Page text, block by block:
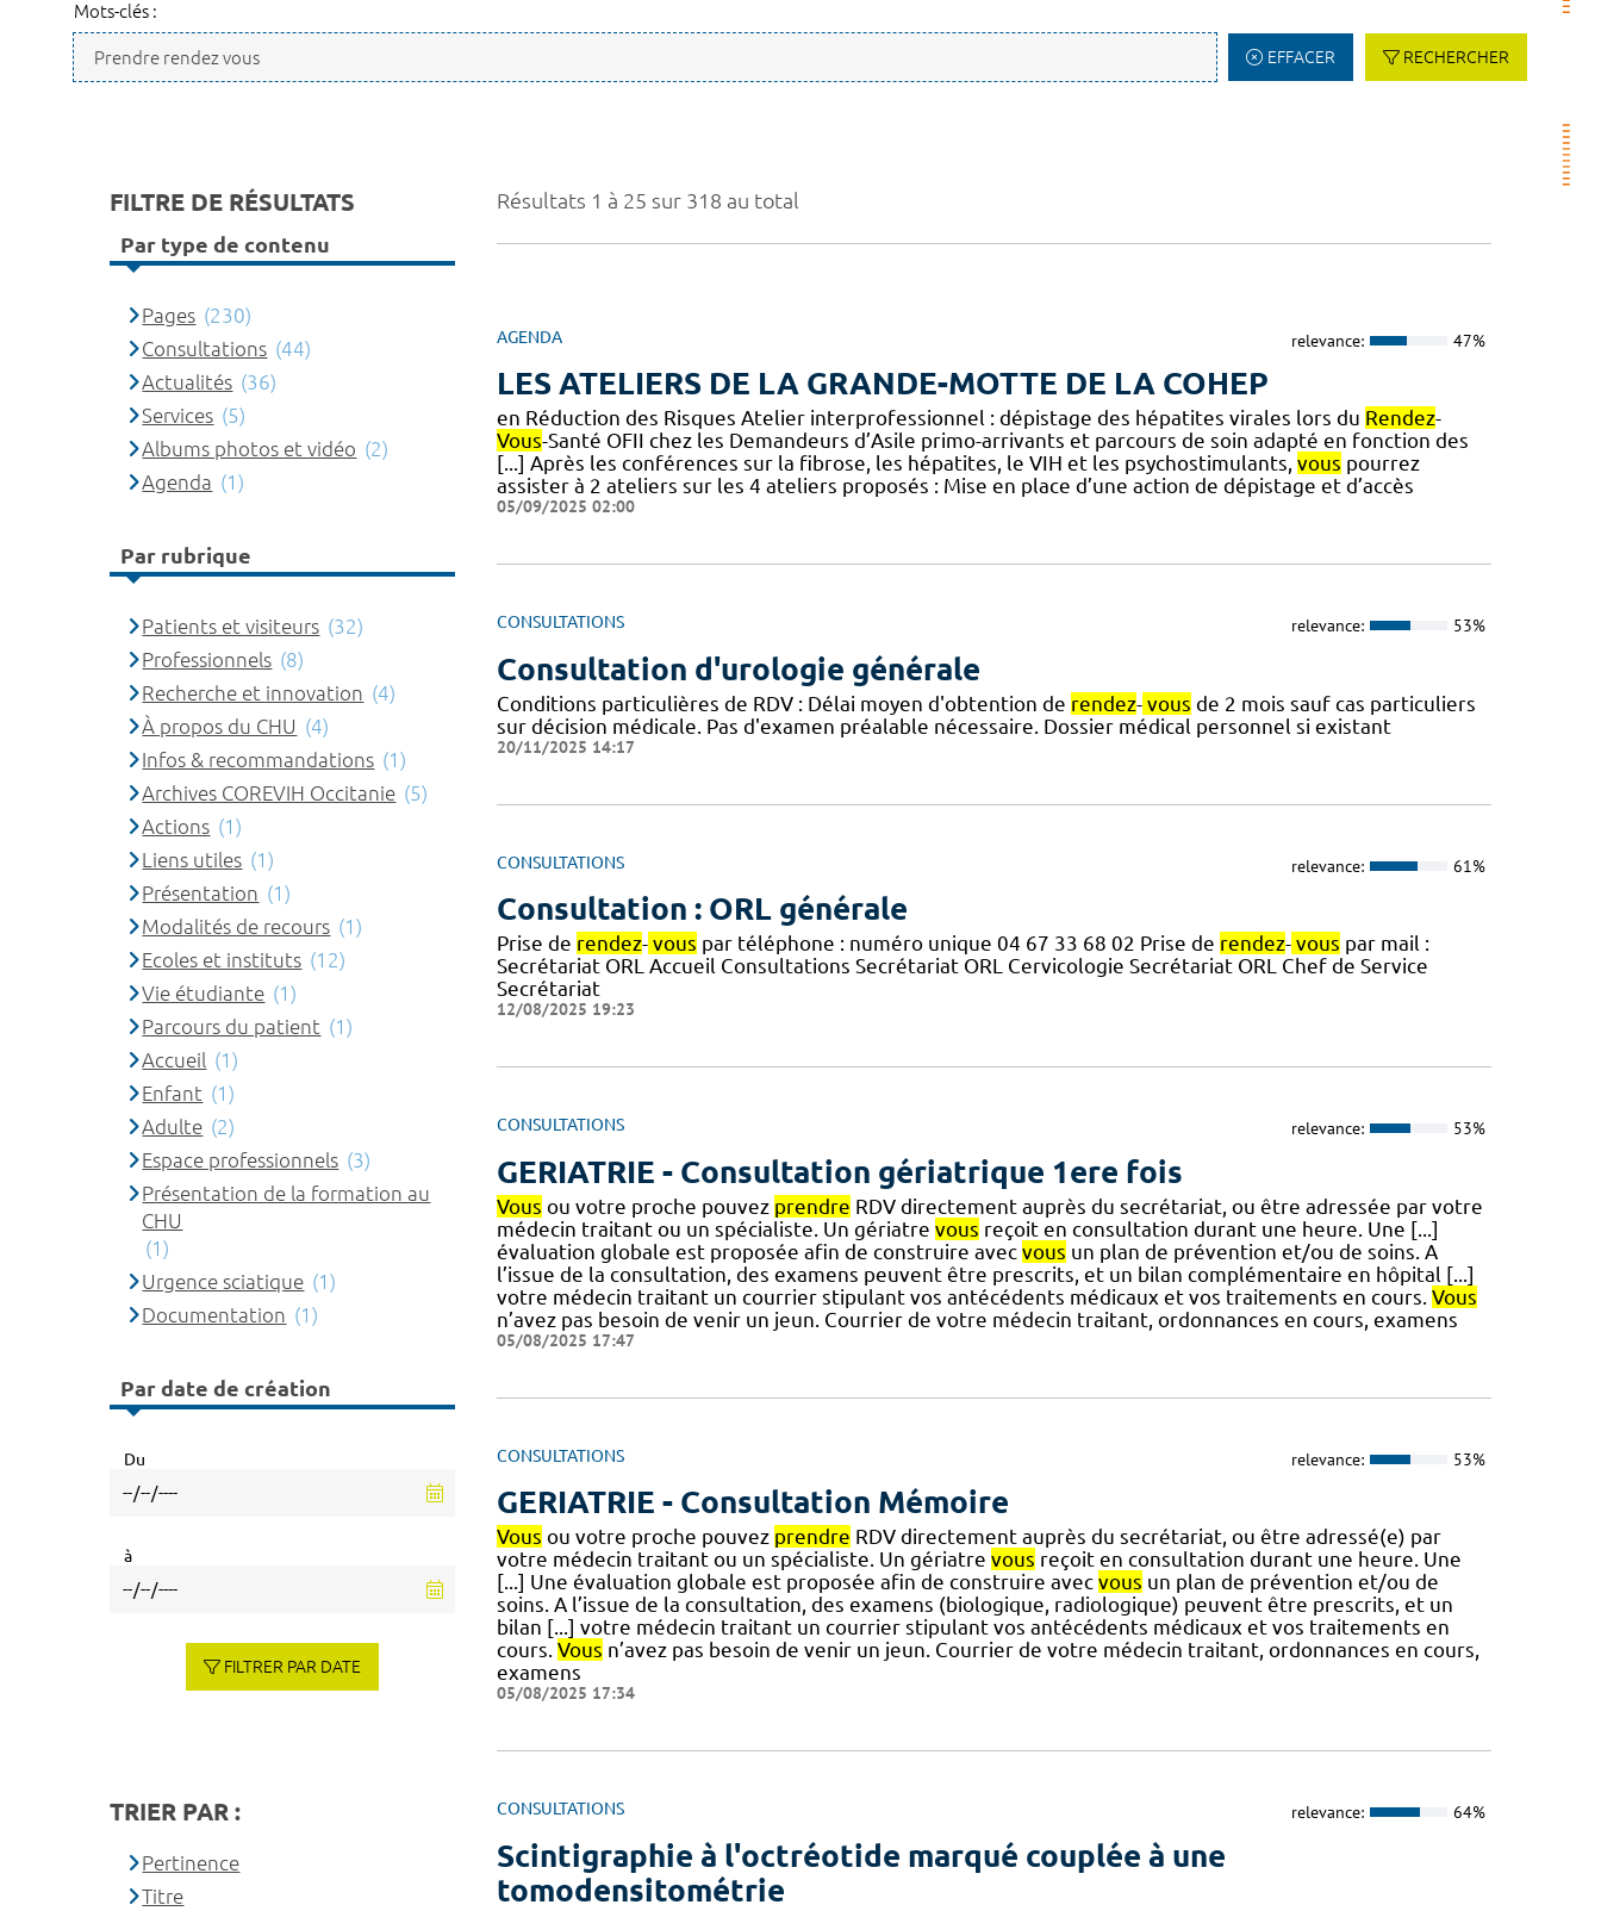
Mots-clés :
EFFACER RECHERCHER
Résultats 1 à 25 sur 318 au total
AGENDA relevance: 47%
LES ATELIERS DE LA GRANDE-MOTTE DE LA COHEP
en Réduction des Risques Atelier interprofessionnel : dépistage des hépatites virales lors du Rendez-
Vous-Santé OFII chez les Demandeurs d’Asile primo-arrivants et parcours de soin adapté en fonction des
[...] Après les conférences sur la fibrose, les hépatites, le VIH et les psychostimulants, vous pourrez
assister à 2 ateliers sur les 4 ateliers proposés : Mise en place d’une action de dépistage et d’accès
05/09/2025 02:00
CONSULTATIONS relevance: 53%
Consultation d'urologie générale
Conditions particulières de RDV : Délai moyen d'obtention de rendez- vous de 2 mois sauf cas particuliers
sur décision médicale. Pas d'examen préalable nécessaire. Dossier médical personnel si existant
20/11/2025 14:17
CONSULTATIONS relevance: 61%
Consultation : ORL générale
Prise de rendez- vous par téléphone : numéro unique 04 67 33 68 02 Prise de rendez- vous par mail :
Secrétariat ORL Accueil Consultations Secrétariat ORL Cervicologie Secrétariat ORL Chef de Service
Secrétariat
12/08/2025 19:23
CONSULTATIONS relevance: 53%
GERIATRIE - Consultation gériatrique 1ere fois
Vous ou votre proche pouvez prendre RDV directement auprès du secrétariat, ou être adressée par votre
médecin traitant ou un spécialiste. Un gériatre vous reçoit en consultation durant une heure. Une [...]
évaluation globale est proposée afin de construire avec vous un plan de prévention et/ou de soins. A
l’issue de la consultation, des examens peuvent être prescrits, et un bilan complémentaire en hôpital [...]
votre médecin traitant un courrier stipulant vos antécédents médicaux et vos traitements en cours. Vous
n’avez pas besoin de venir un jeun. Courrier de votre médecin traitant, ordonnances en cours, examens
05/08/2025 17:47
CONSULTATIONS relevance: 53%
GERIATRIE - Consultation Mémoire
Vous ou votre proche pouvez prendre RDV directement auprès du secrétariat, ou être adressé(e) par
votre médecin traitant ou un spécialiste. Un gériatre vous reçoit en consultation durant une heure. Une
[...] Une évaluation globale est proposée afin de construire avec vous un plan de prévention et/ou de
soins. A l’issue de la consultation, des examens (biologique, radiologique) peuvent être prescrits, et un
bilan [...] votre médecin traitant un courrier stipulant vos antécédents médicaux et vos traitements en
cours. Vous n’avez pas besoin de venir un jeun. Courrier de votre médecin traitant, ordonnances en cours,
examens
05/08/2025 17:34
CONSULTATIONS relevance: 64%
Scintigraphie à l'octréotide marqué couplée à une
tomodensitométrie
FILTRE DE RÉSULTATS
Par type de contenu
Pages (230)
Consultations (44)
Actualités (36)
Services (5)
Albums photos et vidéo (2)
Agenda (1)
Par rubrique
Patients et visiteurs (32)
Professionnels (8)
Recherche et innovation (4)
À propos du CHU (4)
Infos & recommandations (1)
Archives COREVIH Occitanie (5)
Actions (1)
Liens utiles (1)
Présentation (1)
Modalités de recours (1)
Ecoles et instituts (12)
Vie étudiante (1)
Parcours du patient (1)
Accueil (1)
Enfant (1)
Adulte (2)
Espace professionnels (3)
Présentation de la formation au
CHU
(1)
Urgence sciatique (1)
Documentation (1)
Par date de création
Du
à
FILTRER PAR DATE
TRIER PAR :
Pertinence
Titre